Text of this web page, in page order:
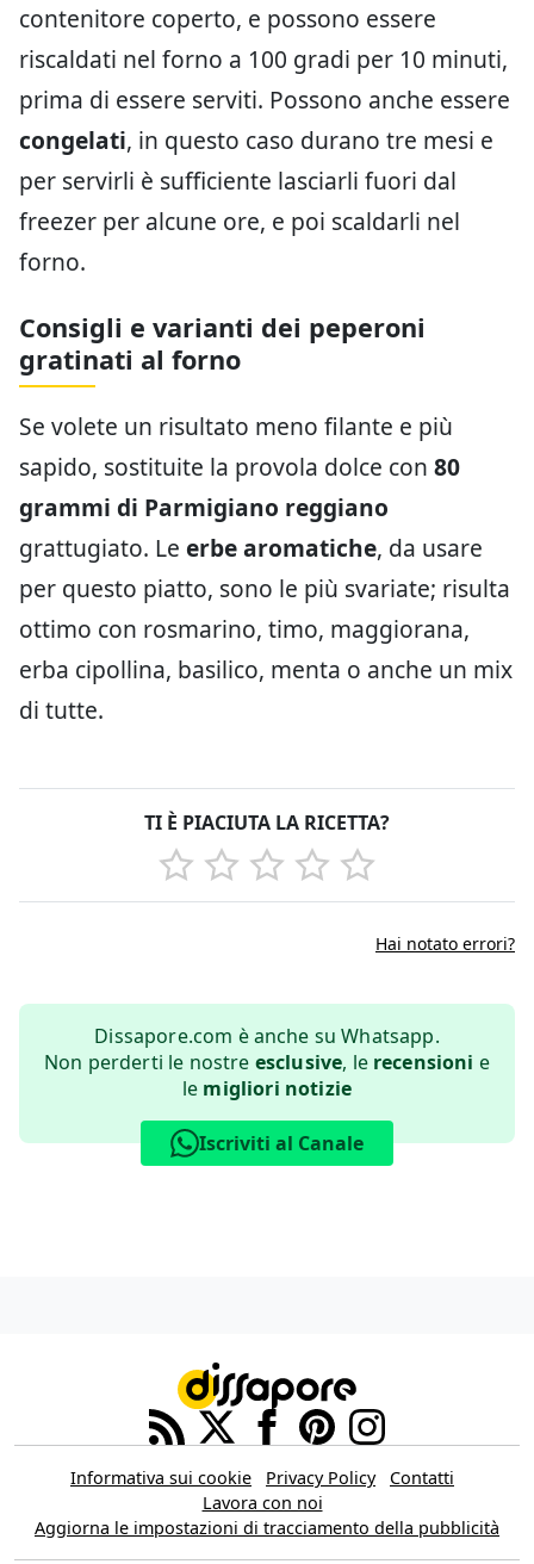
contenitore coperto, e possono essere
riscaldati nel forno a 100 gradi per 10 minuti,
prima di essere serviti. Possono anche essere
congelati, in questo caso durano tre mesi e
per servirli è sufficiente lasciarli fuori dal
freezer per alcune ore, e poi scaldarli nel
forno.
Consigli e varianti dei peperoni
gratinati al forno
Se volete un risultato meno filante e più
sapido, sostituite la provola dolce con 80
grammi di Parmigiano reggiano
grattugiato. Le erbe aromatiche, da usare
per questo piatto, sono le più svariate; risulta
ottimo con rosmarino, timo, maggiorana,
erba cipollina, basilico, menta o anche un mix
di tutte.
TI È PIACIUTA LA RICETTA?
Hai notato errori?
Dissapore.com è anche su Whatsapp.
Non perderti le nostre esclusive, le recensioni e
le migliori notizie
Iscriviti al Canale
Informativa sui cookie Privacy Policy
Contatti
Lavora con noi
Aggiorna le impostazioni di tracciamento della pubblicità